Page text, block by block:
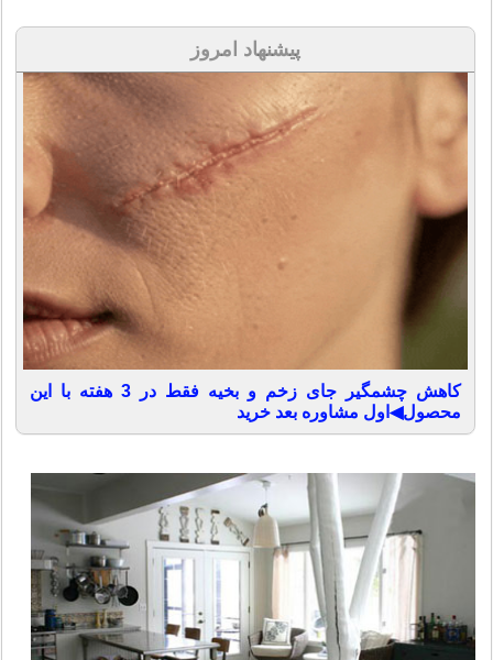
پیشنهاد امروز
کاهش چشمگیر جای زخم و بخیه فقط در 3 هفته با این
محصول◀اول مشاوره بعد خرید